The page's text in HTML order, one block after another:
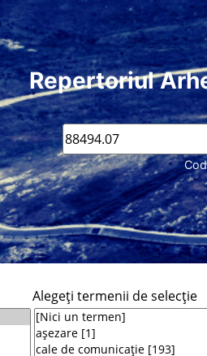
Repertoriul
Cod
Alegeţi termenii de selecţie